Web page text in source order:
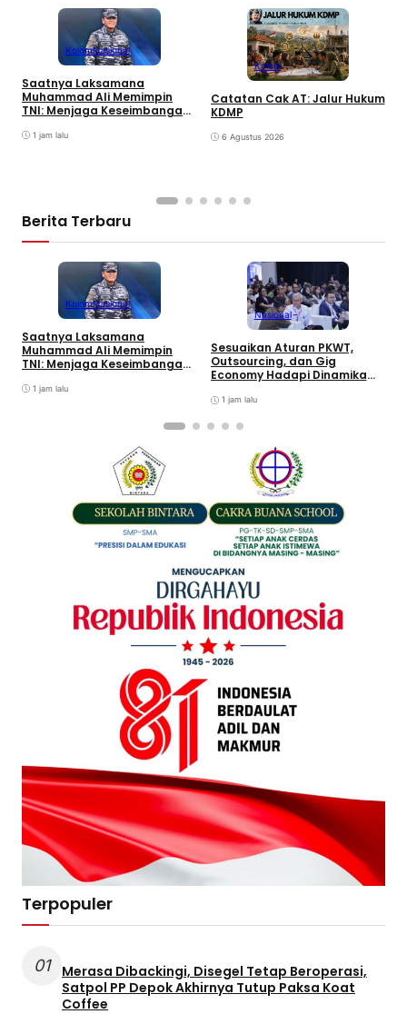
KolomNasional
Saatnya Laksamana
Muhammad Ali Memimpin
TNI: Menjaga Keseimbangan
Antarmatra
1 jam lalu
Kolom
Catatan Cak AT: Jalur Hukum
KDMP
6 Agustus 2026
Berita Terbaru
KolomNasional
Saatnya Laksamana
Muhammad Ali Memimpin
TNI: Menjaga Keseimbangan
Antarmatra
1 jam lalu
Nasional
Sesuaikan Aturan PKWT,
Outsourcing, dan Gig
Economy Hadapi Dinamika
1 jam lalu
Terpopuler
01
Merasa Dibackingi, Disegel Tetap Beroperasi,
Satpol PP Depok Akhirnya Tutup Paksa Koat
Coffee